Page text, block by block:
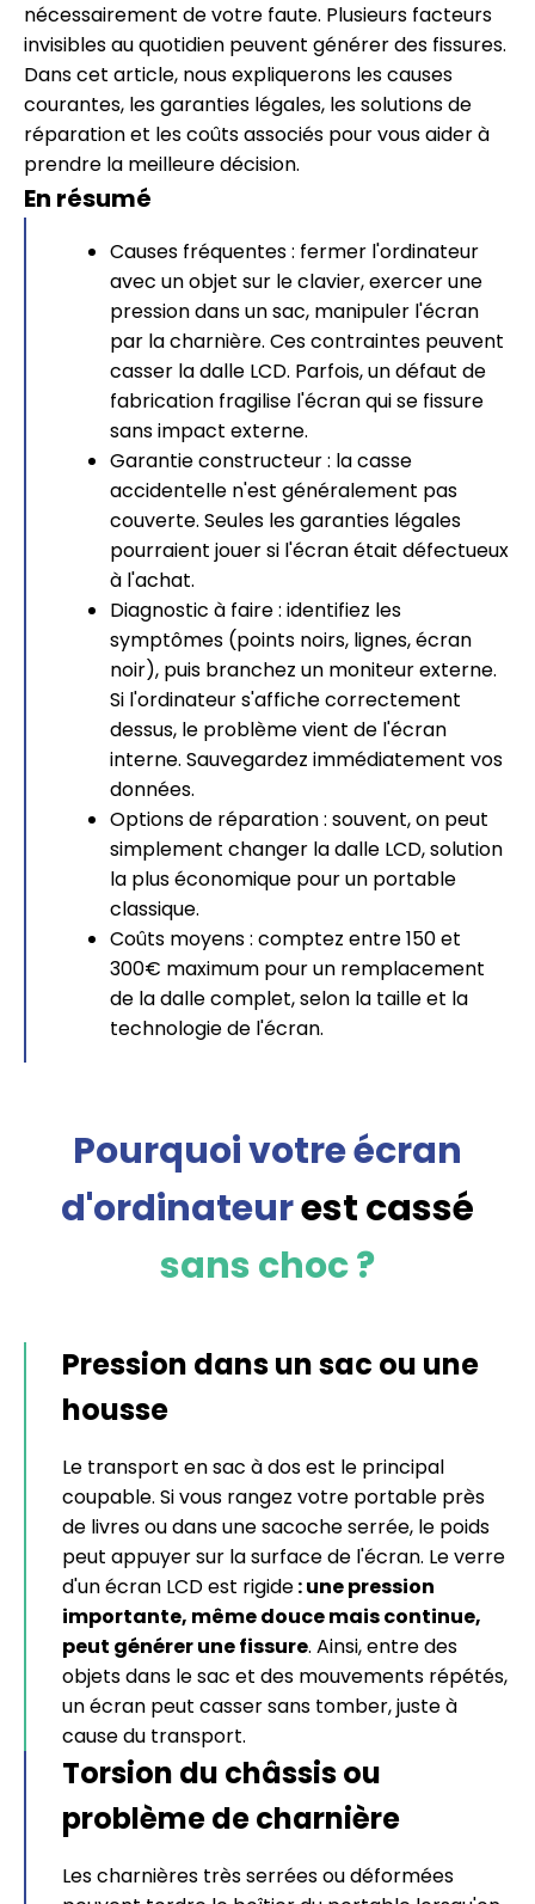
nécessairement de votre faute. Plusieurs facteurs
invisibles au quotidien peuvent générer des fissures.
Dans cet article, nous expliquerons les causes
courantes, les garanties légales, les solutions de
réparation et les coûts associés pour vous aider à
prendre la meilleure décision.
En résumé
Causes fréquentes : fermer l'ordinateur
avec un objet sur le clavier, exercer une
pression dans un sac, manipuler l'écran
par la charnière. Ces contraintes peuvent
casser la dalle LCD. Parfois, un défaut de
fabrication fragilise l'écran qui se fissure
sans impact externe.
Garantie constructeur : la casse
accidentelle n'est généralement pas
couverte. Seules les garanties légales
pourraient jouer si l'écran était défectueux
à l'achat.
Diagnostic à faire : identifiez les
symptômes (points noirs, lignes, écran
noir), puis branchez un moniteur externe.
Si l'ordinateur s'affiche correctement
dessus, le problème vient de l'écran
interne. Sauvegardez immédiatement vos
données.
Options de réparation : souvent, on peut
simplement changer la dalle LCD, solution
la plus économique pour un portable
classique.
Coûts moyens : comptez entre 150 et
300€ maximum pour un remplacement
de la dalle complet, selon la taille et la
technologie de l'écran.
Pourquoi votre écran
d'ordinateurest cassé
sans choc ?
Pression dans un sac ou une
housse
Le transport en sac à dos est le principal
coupable. Si vous rangez votre portable près
de livres ou dans une sacoche serrée, le poids
peut appuyer sur la surface de l'écran. Le verre
d'un écran LCD est rigide: une pression
importante, même douce mais continue,
peut générer une fissure. Ainsi, entre des
objets dans le sac et des mouvements répétés,
un écran peut casser sans tomber, juste à
cause du transport.
Torsion du châssis ou
problème de charnière
Les charnières très serrées ou déformées